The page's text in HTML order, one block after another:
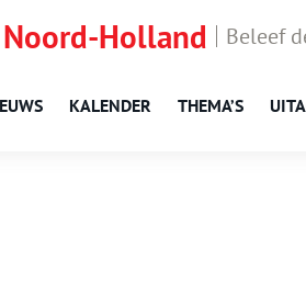
Holland Beleef
KALENDER THEMA’S